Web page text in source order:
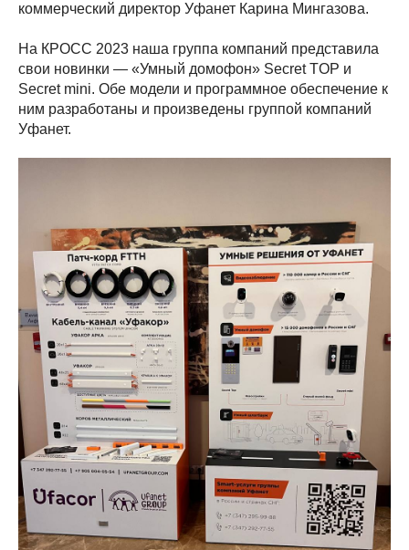
коммерческий директор Уфанет Карина Мингазова.
На КРОСС 2023 наша группа компаний представила
свои новинки — «Умный домофон» Secret TOP и
Secret mini. Обе модели и программное обеспечение к
ним разработаны и произведены группой компаний
Уфанет.